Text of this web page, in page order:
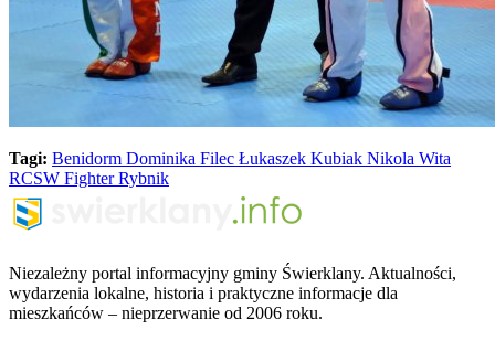
Tagi: Benidorm Dominika Filec Łukaszek Kubiak Nikola Wita
RCSW Fighter Rybnik
Niezależny portal informacyjny gminy Świerklany. Aktualności,
wydarzenia lokalne, historia i praktyczne informacje dla
mieszkańców – nieprzerwanie od 2006 roku.